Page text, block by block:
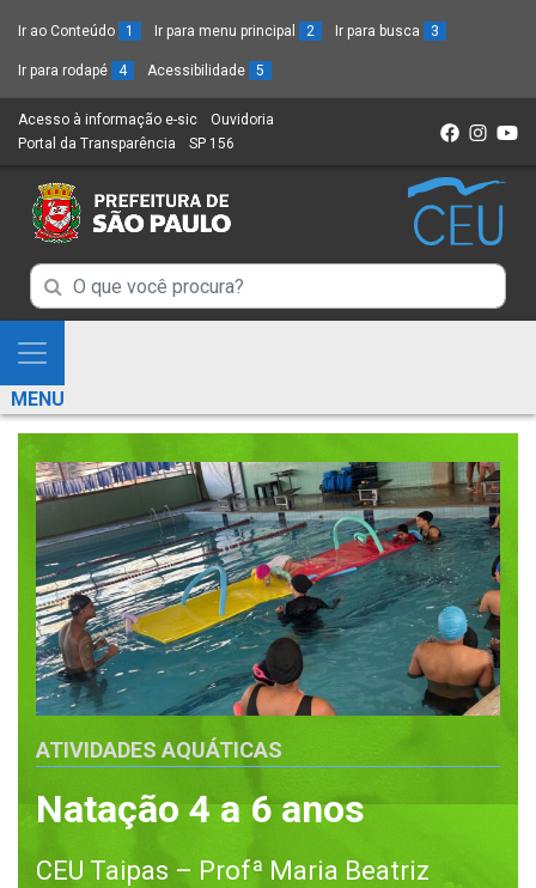
Ir ao Conteúdo 1 Ir para menu principal 2 Ir para busca 3
Ir para rodapé 4 Acessibilidade 5
Acesso à informação e-sic (Link
para
novo
sítio)
Ouvidoria
Portal da Transparência (Link
um
novo
SP 156
Campo
de
Busca
de
informações
Campo
de
de
informações
Mostra
e
Esconde
Menu
MENU
ATIVIDADES AQUÁTICAS
Natação 4 a 6 anos
CEU Taipas – Profª Maria Beatriz